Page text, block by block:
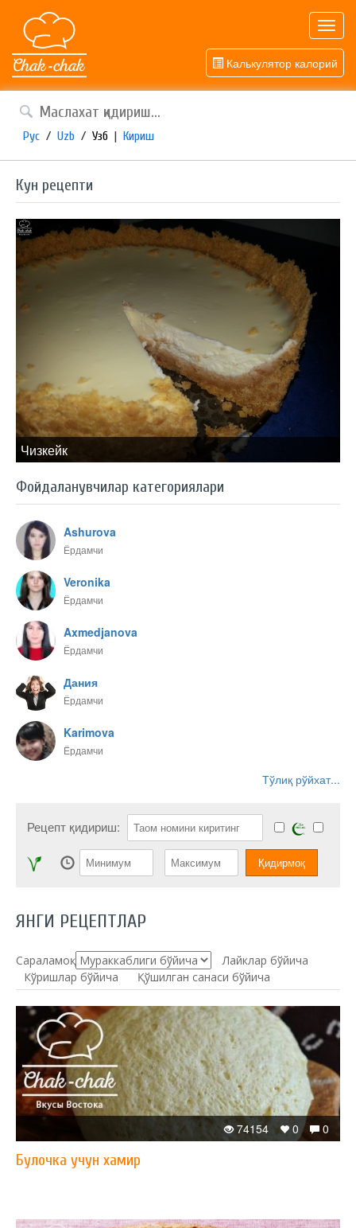
Калькулятор калорий
Рус / Uzb / Узб | Кириш
Кун рецепти
Чизкейк
Фойдаланувчилар категориялари
Ashurova
Ёрдамчи
Veronika
Ёрдамчи
Axmedjanova
Ёрдамчи
Дания
Ёрдамчи
Karimova
Ёрдамчи
Тўлиқ рўйхат...
Рецепт қидириш:
ЯНГИ РЕЦЕПТЛАР
Сараламоқ:
Лайклар бўйича
Кўришлар бўйича
Қўшилган санаси бўйича
0
0
74154
Булочка учун хамир